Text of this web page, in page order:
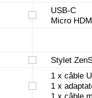
USB-C
Micro
Stylet
1 x câble
1 x
1 x câble